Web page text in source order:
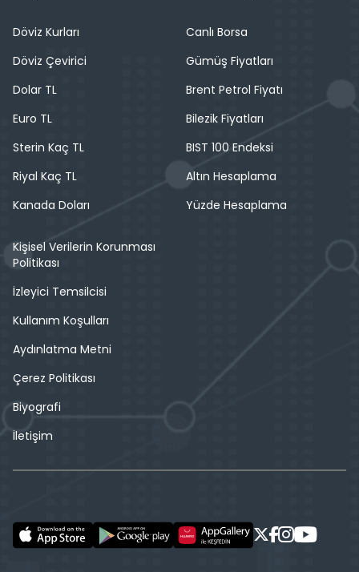
Döviz Kurları
Döviz Çevirici
Dolar TL
Euro TL
Sterin Kaç TL
Riyal Kaç TL
Kanada Doları
Canlı Borsa
Gümüş Fiyatları
Brent Petrol Fiyatı
Bilezik Fiyatları
BIST 100 Endeksi
Altın Hesaplama
Yüzde Hesaplama
Kişisel Verilerin Korunması
Politikası
İzleyici Temsilcisi
Kullanım Koşulları
Aydınlatma Metni
Çerez Politikası
Biyografi
İletişim